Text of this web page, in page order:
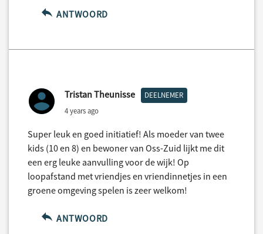
ANTWOORD
Tristan Theunisse DEELNEMER
4 years ago
Super leuk en goed initiatief! Als moeder van twee
kids (10 en 8) en bewoner van Oss-Zuid lijkt me dit
een erg leuke aanvulling voor de wijk! Op
loopafstand met vriendjes en vriendinnetjes in een
groene omgeving spelen is zeer welkom!
ANTWOORD